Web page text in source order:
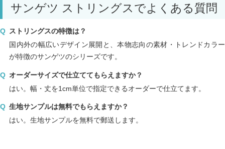
サンゲツ ストリングスでよくある質問
ストリングスの特徴は？
国内外の幅広いデザイン展開と、本物志向の素材・トレンドカラー
が特徴のサンゲツのシリーズです。
オーダーサイズで仕立ててもらえますか？
はい。幅・丈を1cm単位で指定できるオーダーで仕立てます。
生地サンプルは無料でもらえますか？
はい。生地サンプルを無料で郵送します。